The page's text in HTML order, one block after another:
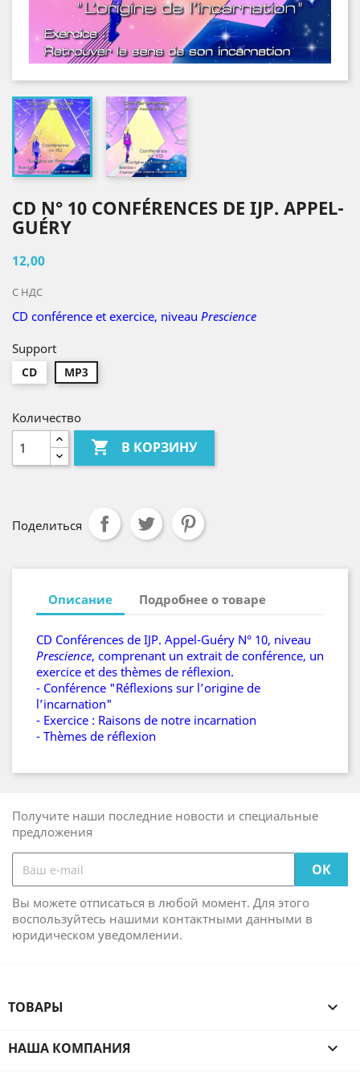
CD N° 10 CONFÉRENCES DE IJP. APPEL-
GUÉRY
12,00
С НДС
CD conférence et exercice, niveau Prescience
Support
CD MP3
Количество
 В КОРЗИНУ
Поделиться
Описание Подробнее о товаре
CD Conférences de IJP. Appel-Guéry N° 10, niveau
Prescience, comprenant un extrait de conférence, un
exercice et des thèmes de réflexion.
- Conférence "Réflexions sur l’origine de
l’incarnation"
- Exercice : Raisons de notre incarnation
- Thèmes de réflexion
Получите наши последние новости и специальные
предложения
Вы можете отписаться в любой момент. Для этого
воспользуйтесь нашими контактными данными в
юридическом уведомлении.
ТОВАРЫ 
НАША КОМПАНИЯ 